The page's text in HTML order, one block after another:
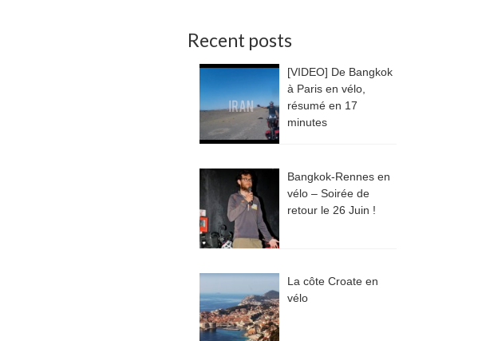
Recent posts
[VIDEO] De Bangkok
à Paris en vélo,
résumé en 17
minutes
Bangkok-Rennes en
vélo – Soirée de
retour le 26 Juin !
La côte Croate en
vélo